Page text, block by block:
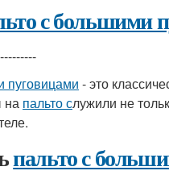
с большими
пуговицами - это
на пальто служили не
пальто с